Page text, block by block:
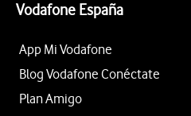
Vodafone España
App Mi Vodafone
Blog Vodafone Conéctate
Plan Amigo